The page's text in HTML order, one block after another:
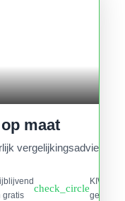
maat
vergelijkingsadvies.
gratis
check_circle
KIWA